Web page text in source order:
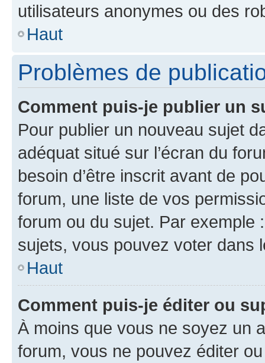
utilisateurs anonymes ou des
Haut
Problèmes de
Comment puis-je publier un
Pour publier un nouveau sujet
adéquat situé sur l’écran du
besoin d’être inscrit avant de
forum, une liste de vos
forum ou du sujet. Par exemple
sujets, vous pouvez voter dans
Haut
Comment puis-je éditer ou
À moins que vous ne soyez un
forum, vous ne pouvez éditer